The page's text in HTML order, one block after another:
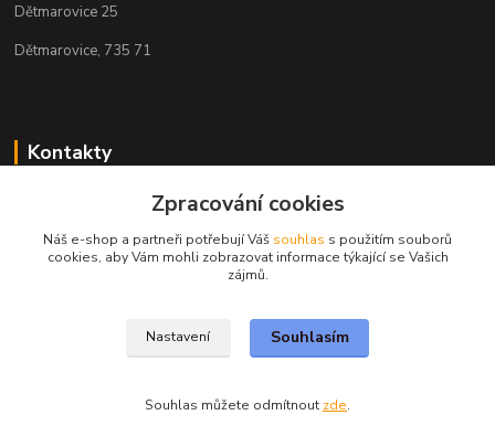
Dětmarovice 25
Dětmarovice, 735 71
Kontakty
+420 731 444 327
obchod@volak.net
Zpracování cookies
Náš e-shop a partneři potřebují Váš souhlas s použitím souborů
cookies, aby Vám mohli zobrazovat informace týkající se Vašich
zájmů.
Nastavení Souhlasím
Souhlas můžete odmítnout zde.